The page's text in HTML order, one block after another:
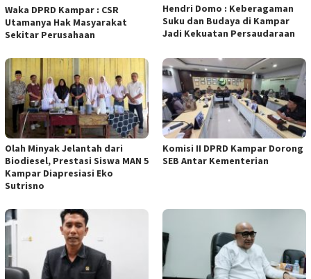
Waka DPRD Kampar : CSR
Utamanya Hak Masyarakat
Sekitar Perusahaan
Hendri Domo : Keberagaman
Suku dan Budaya di Kampar
Jadi Kekuatan Persaudaraan
Olah Minyak Jelantah dari
Biodiesel, Prestasi Siswa MAN 5
Kampar Diapresiasi Eko
Sutrisno
Komisi II DPRD Kampar Dorong
SEB Antar Kementerian